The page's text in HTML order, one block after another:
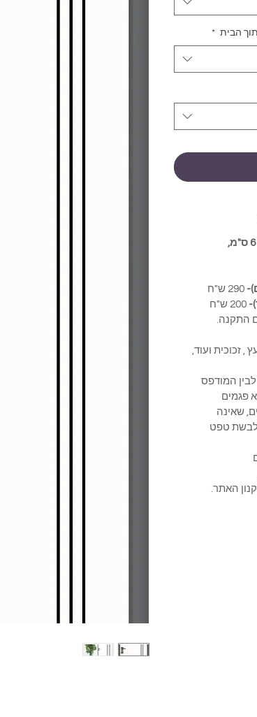
הבית *
חיפוי הגדול ממידות הדלת בלפחות 6 ס"מ,
200 ש"ח
התקנה.
, זכוכית ועוד,
לבין המודפס
פגמים
שאינה
טפט
האתר.